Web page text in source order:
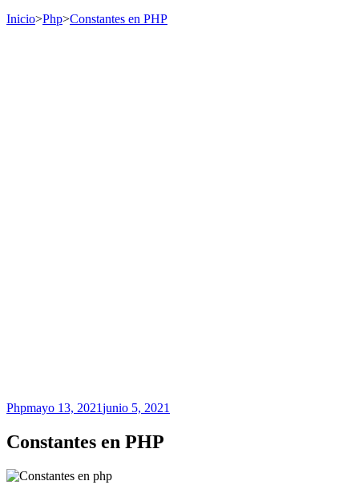
Inicio>Php>Constantes en PHP
Phpmayo 13, 2021junio 5, 2021
Constantes en PHP